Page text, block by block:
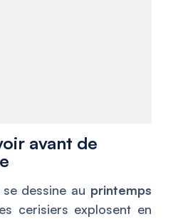
avant de
dessine au printemps
cerisiers explosent en